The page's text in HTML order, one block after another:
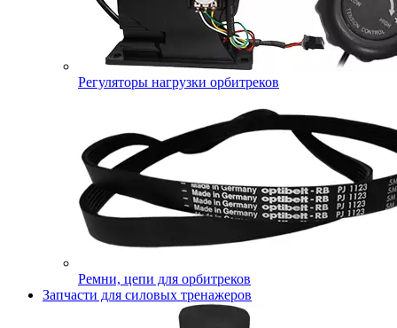
Регуляторы нагрузки орбитреков
Ремни, цепи для орбитреков
Запчасти для силовых тренажеров